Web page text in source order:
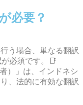
必要？
う場合、単なる翻訳
が必須です。📑
者）」は、インドネシ
、法的に有効な翻訳